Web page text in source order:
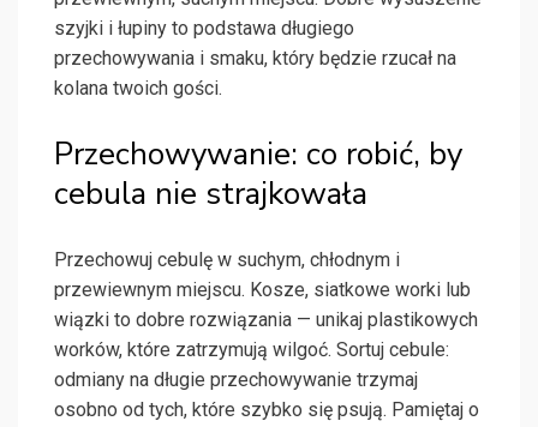
szyjki i łupiny to podstawa długiego
przechowywania i smaku, który będzie rzucał na
kolana twoich gości.
Przechowywanie: co robić, by
cebula nie strajkowała
Przechowuj cebulę w suchym, chłodnym i
przewiewnym miejscu. Kosze, siatkowe worki lub
wiązki to dobre rozwiązania — unikaj plastikowych
worków, które zatrzymują wilgoć. Sortuj cebule:
odmiany na długie przechowywanie trzymaj
osobno od tych, które szybko się psują. Pamiętaj o